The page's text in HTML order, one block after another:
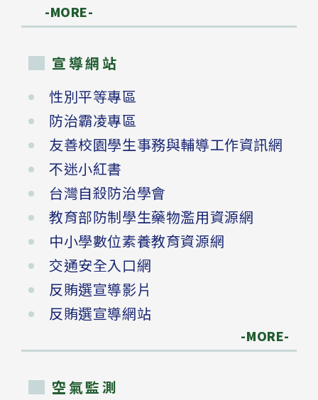
-MORE-
宣導網站
性別平等專區
防治霸凌專區
友善校園學生事務與輔導工作資訊網
不迷小紅書
台灣自殺防治學會
教育部防制學生藥物濫用資源網
中小學數位素養教育資源網
交通安全入口網
反賄選宣導影片
反賄選宣導網站
-MORE-
空氣監測